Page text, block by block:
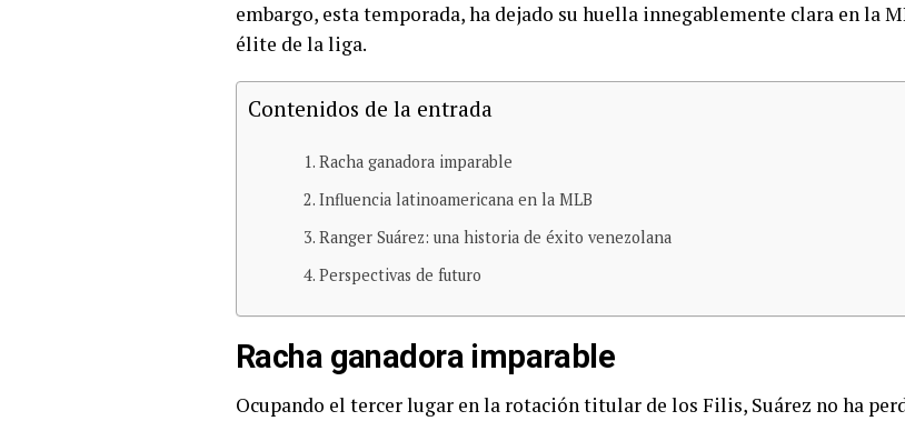
embargo, esta temporada, ha dejado su huella innegablemente clara en la
élite de la liga.
Contenidos de la entrada
Racha ganadora imparable
Influencia latinoamericana en la MLB
Ranger Suárez: una historia de éxito venezolana
Perspectivas de futuro
Racha ganadora imparable
Ocupando el tercer lugar en la rotación titular de los Filis, Suárez no ha